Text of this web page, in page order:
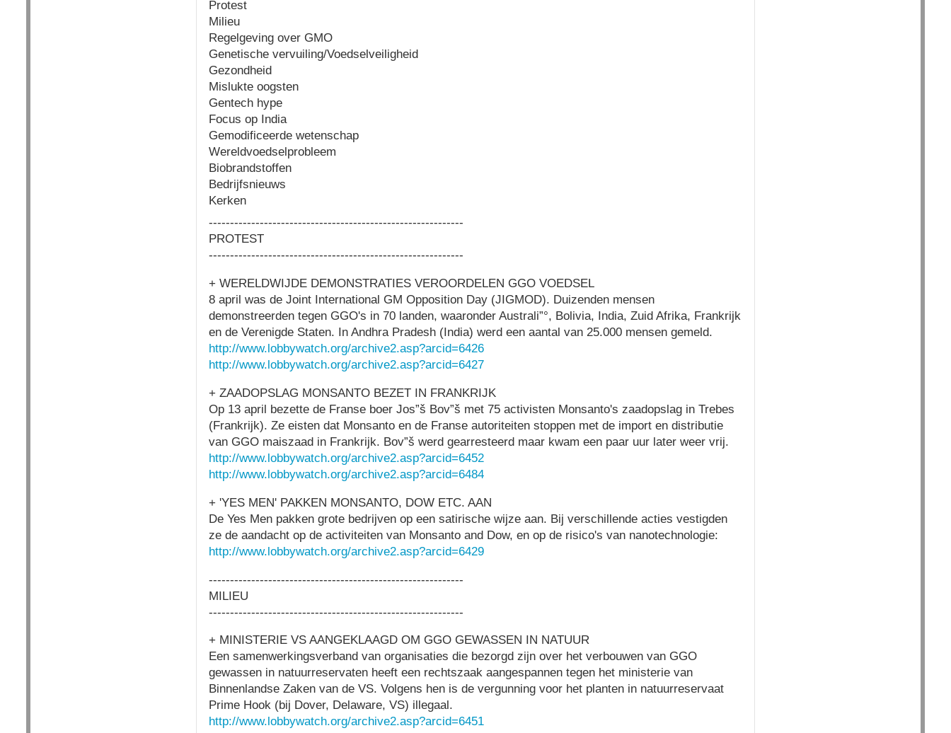
Protest
Milieu
Regelgeving over GMO
Genetische vervuiling/Voedselveiligheid
Gezondheid
Mislukte oogsten
Gentech hype
Focus op India
Gemodificeerde wetenschap
Wereldvoedselprobleem
Biobrandstoffen
Bedrijfsnieuws
Kerken
------------------------------------------------------------
PROTEST
------------------------------------------------------------
+ WERELDWIJDE DEMONSTRATIES VEROORDELEN GGO VOEDSEL
8 april was de Joint International GM Opposition Day (JIGMOD). Duizenden mensen
demonstreerden tegen GGO's in 70 landen, waaronder Australi”°, Bolivia, India, Zuid Afrika, Frankrijk
en de Verenigde Staten. In Andhra Pradesh (India) werd een aantal van 25.000 mensen gemeld.
http://www.lobbywatch.org/archive2.asp?arcid=6426
http://www.lobbywatch.org/archive2.asp?arcid=6427
+ ZAADOPSLAG MONSANTO BEZET IN FRANKRIJK
Op 13 april bezette de Franse boer Jos”š Bov”š met 75 activisten Monsanto's zaadopslag in Trebes
(Frankrijk). Ze eisten dat Monsanto en de Franse autoriteiten stoppen met de import en distributie
van GGO maiszaad in Frankrijk. Bov”š werd gearresteerd maar kwam een paar uur later weer vrij.
http://www.lobbywatch.org/archive2.asp?arcid=6452
http://www.lobbywatch.org/archive2.asp?arcid=6484
+ 'YES MEN' PAKKEN MONSANTO, DOW ETC. AAN
De Yes Men pakken grote bedrijven op een satirische wijze aan. Bij verschillende acties vestigden
ze de aandacht op de activiteiten van Monsanto and Dow, en op de risico's van nanotechnologie:
http://www.lobbywatch.org/archive2.asp?arcid=6429
------------------------------------------------------------
MILIEU
------------------------------------------------------------
+ MINISTERIE VS AANGEKLAAGD OM GGO GEWASSEN IN NATUUR
Een samenwerkingsverband van organisaties die bezorgd zijn over het verbouwen van GGO
gewassen in natuurreservaten heeft een rechtszaak aangespannen tegen het ministerie van
Binnenlandse Zaken van de VS. Volgens hen is de vergunning voor het planten in natuurreservaat
Prime Hook (bij Dover, Delaware, VS) illegaal.
http://www.lobbywatch.org/archive2.asp?arcid=6451